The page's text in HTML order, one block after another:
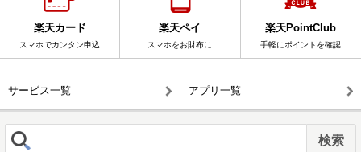
楽天カード
スマホでカンタン申込
楽天ペイ
スマホをお財布に
楽天PointClub
手軽にポイントを確認
サービス一覧 アプリ一覧